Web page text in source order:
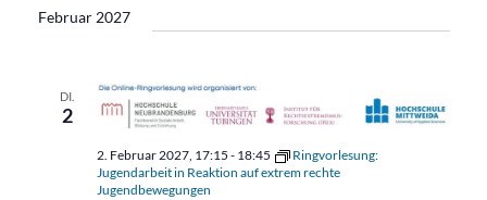
Februar 2027
DI.
2
2. Februar 2027, 17:15 - 18:45
Ringvorlesung:
Jugendarbeit in Reaktion auf extrem rechte
Jugendbewegungen